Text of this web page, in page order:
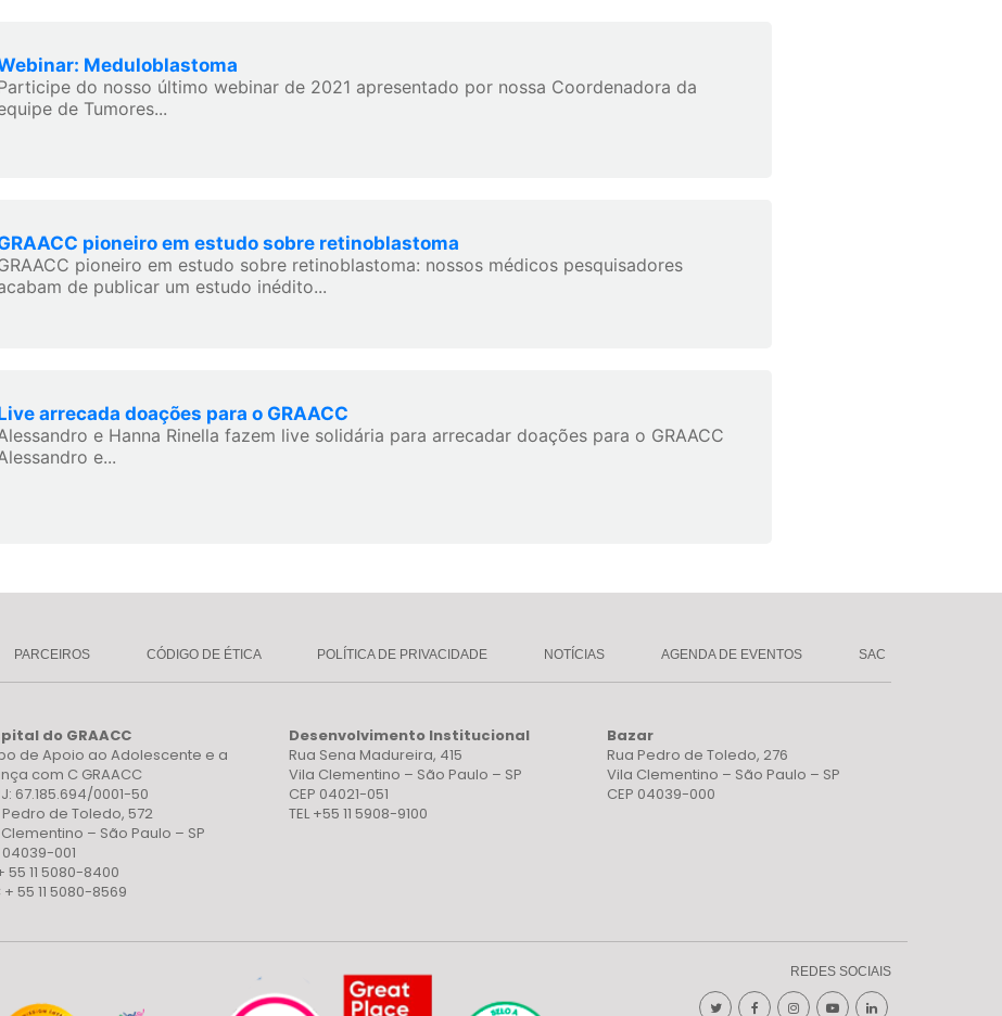
Meduloblastoma
do nosso último webinar de 2021 apresentado por nossa Coordenadora da
de Tumores...
pioneiro em estudo sobre retinoblastoma
pioneiro em estudo sobre retinoblastoma: nossos médicos pesquisadores
de publicar um estudo inédito...
arrecada doações para o GRAACC
e Hanna Rinella fazem live solidária para arrecadar doações para o GRAACC
e...
PARCEIROS CÓDIGO DE ÉTICA POLÍTICA DE PRIVACIDADE NOTÍCIAS AGENDA DE EVENTOS SAC
do GRAACC
de Apoio ao Adolescente e a
com C GRAACC
67.185.694/0001-50
Pedro de Toledo, 572
– São Paulo – SP
04039-001
55 11 5080-8400
+ 55 11 5080-8569
Desenvolvimento Institucional
Rua Sena Madureira, 415
Vila Clementino – São Paulo – SP
CEP 04021-051
TEL +55 11 5908-9100
Bazar
Rua Pedro de Toledo, 276
Vila Clementino – São Paulo – SP
CEP 04039-000
REDES SOCIAIS